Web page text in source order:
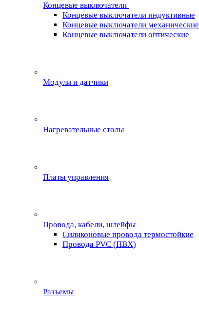
Концевые выключатели
Концевые выключатели индуктивные
Концевые выключатели механические
Концевые выключатели оптические
Модули и датчики
Нагревательные столы
Платы управления
Провода, кабели, шлейфы
Силиконовые провода термостойкие
Провода PVC (ПВХ)
Разъемы